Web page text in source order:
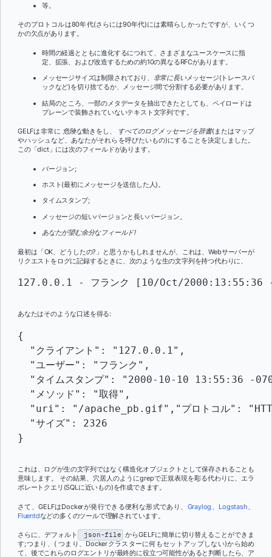
等。
そのプロトコルは80年代(さらには90年代)には素晴らしかったですが、いくつ
かの欠点があります。
時間の経過とともに進化するにつれて、さまざまなユースケースに指
定、拡張、および改造するための約10の異なるRFCがあります。
メッセージサイズは制限されており、 非常に長いメッセージ(トレースバ
ックなど)を切り捨てるか、メッセージ間で分割する必要があります。
結局のところ、一部のメタデータを抽出できたとしても、ペイロードは
プレーンで装飾されていないテキスト文字列です。
GELFは非常に 危険な動きをし、 すべてのログメッセージを辞書(またはマップ
やハッシュなど、あなたがそれらを呼びたいもの)にすることを決定しました。
この「dict」には次のフィールドがあります。
バージョン;
ホスト(最初にメッセージを送信した人)。
タイムスタンプ;
メッセージの短いバージョンと長いバージョン。
あなたが望む余分なフィールド!
最初は「OK、どうしたの?」と思うかもしれませんが、これは、Webサーバーが
リクエストをログに記録するときに、次のような生の文字列を持つ代わりに、
127.0.0.1 - フランク [10/Oct/2000:13:55:36
あなたはそのような口述を得る:
{
"クライアント": "127.0.0.1",
"ユーザー": "フランク",
"タイムスタンプ": "2000-10-10 13:55:36 -
"メソッド": "取得",
"uri": "/apache_pb.gif","プロトコル":
"サイズ": 2326
}
これは、ログが生の文字列ではなく構造化オブジェクトとして保存されることも
意味します。 その結果、穴居人のようにgrepで正規表現を彫る代わりに、エラ
ボレートクエリ(SQLに近いもの)を作成できます。
さて、GELFはDockerが発行できる便利な形式であり、 Graylog Logstash
Fluentdなどの多くのツールで理解されています
さらに、デフォルト json-file からGELFに簡単に切り替えることができま
す;つまり、(つまり、Dockerクラスターに何もセットアップしない)から始め
て、後でこれらのログエントリが最終的に役立つ可能性があると判断したら、ア